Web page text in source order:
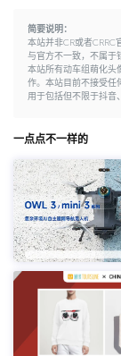
简要说明：
本站并非CR或者
与官方不一致，不属于
本站所有动车组萌化头
作。本站目前不接受任
用于包括但不限于抖音
一点点不一样的